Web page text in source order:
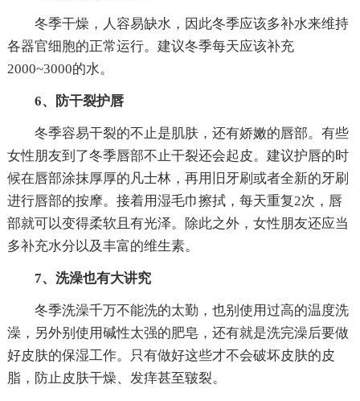
冬季干燥，人容易缺水，因此冬季应该多补水来维持
各器官细胞的正常运行。建议冬季每天应该补充
2000~3000的水。
6、防干裂护唇
冬季容易干裂的不止是肌肤，还有娇嫩的唇部。有些
女性朋友到了冬季唇部不止干裂还会起皮。建议护唇的时
候在唇部涂抹厚厚的凡士林，再用旧牙刷或者全新的牙刷
进行唇部的按摩。接着用湿毛巾擦拭，每天重复2次，唇
部就可以变得柔软且有光泽。除此之外，女性朋友还应当
多补充水分以及丰富的维生素。
7、洗澡也有大讲究
冬季洗澡千万不能洗的太勤，也别使用过高的温度洗
澡，另外别使用碱性太强的肥皂，还有就是洗完澡后要做
好皮肤的保湿工作。只有做好这些才不会破坏皮肤的皮
脂，防止皮肤干燥、发痒甚至皲裂。